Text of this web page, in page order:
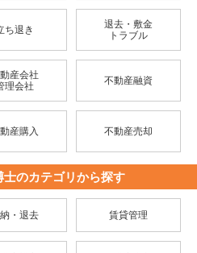
ち退き
退去・敷金
トラブル
産会社
理会社
不動産融資
産購入 不動産売却
のカテゴリから探す
・退去 賃貸管理